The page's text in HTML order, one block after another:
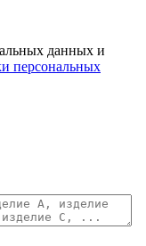
данных и
персональных